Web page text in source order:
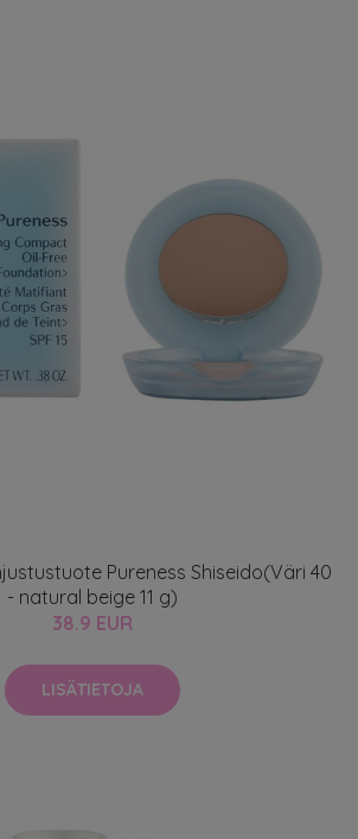
Pureness Shiseido(Väri 40
- natural beige 11 g)
38.9 EUR
LISÄTIETOJA